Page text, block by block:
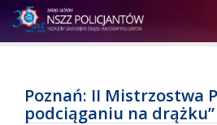
Poznań: II Mistrzostwa
podciąganiu na drążku”